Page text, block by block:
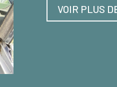
VOIR PLUS